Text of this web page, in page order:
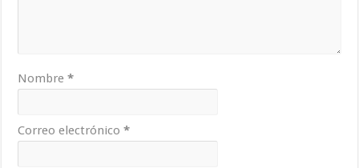
Nombre*
Correo electrónico*